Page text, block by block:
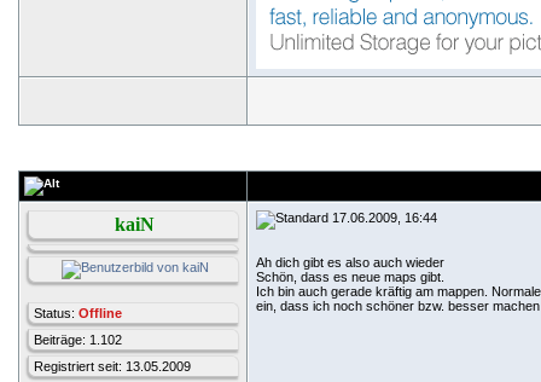
kaiN
Status: Offline
Beiträge: 1.102
Registriert seit: 13.05.2009
17.06.2009, 16:44
Ah dich gibt es also auch wieder
Schön, dass es neue maps gibt.
Ich bin auch gerade kräftig am mappen.
ein, dass ich noch schöner bzw. besser